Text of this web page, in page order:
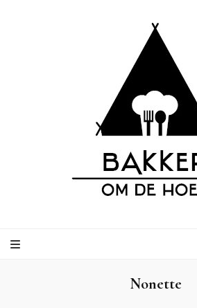
Hoek
Nonette